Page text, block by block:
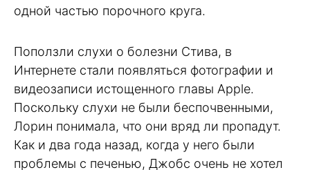
одной частью порочного круга.
Поползли слухи о болезни Стива, в
Интернете стали появляться фотографии и
видеозаписи истощенного главы Apple.
Поскольку слухи не были беспочвенными,
Лорин понимала, что они вряд ли пропадут.
Как и два года назад, когда у него были
проблемы с печенью, Джобс очень не хотел